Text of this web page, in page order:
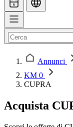
Annunci
KM 0
CUPRA
Acquista